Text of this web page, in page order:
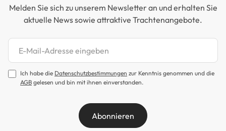
Melden Sie sich zu unserem Newsletter an und erhalten Sie
aktuelle News sowie attraktive Trachtenangebote.
Newsletter abonnieren
Ich habe die Datenschutzbestimmungen zur Kenntnis genommen und die
AGB gelesen und bin mit ihnen einverstanden.
Abonnieren